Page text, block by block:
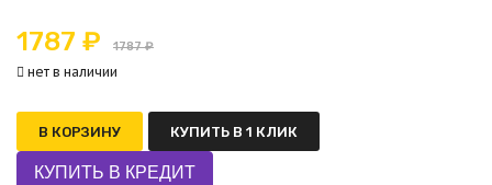
1787 ₽ 1787 ₽
нет в наличии
В КОРЗИНУ КУПИТЬ В 1 КЛИК